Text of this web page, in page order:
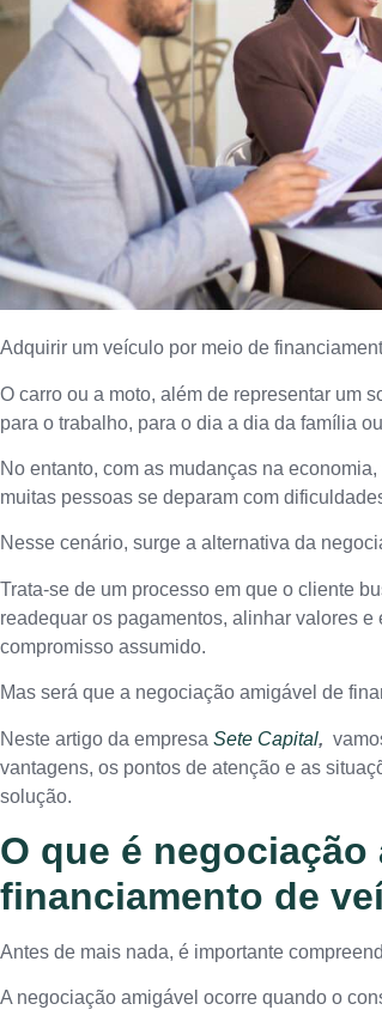
Adquirir um veículo por meio de
O carro ou a moto, além de representar um
para o trabalho, para o dia a dia da família
No entanto, com as mudanças na
muitas pessoas se deparam com
Nesse cenário, surge a alternativa da
Trata-se de um processo em que o cliente
readequar os pagamentos, alinhar valores
compromisso assumido.
Mas será que a negociação amigável de
Neste artigo da empresa Sete Capital,
vantagens, os pontos de atenção e as
solução.
O que é negociação
financiamento de
Antes de mais nada, é importante
A negociação amigável ocorre quando o